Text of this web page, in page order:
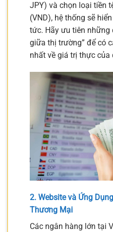
JPY) và chọn loại tiền
(VND), hệ thống sẽ
tức. Hãy ưu tiên những
giữa thị trường” để có
nhất về giá trị thực của
2. Website và Ứng
Thương Mại
Các ngân hàng lớn tại